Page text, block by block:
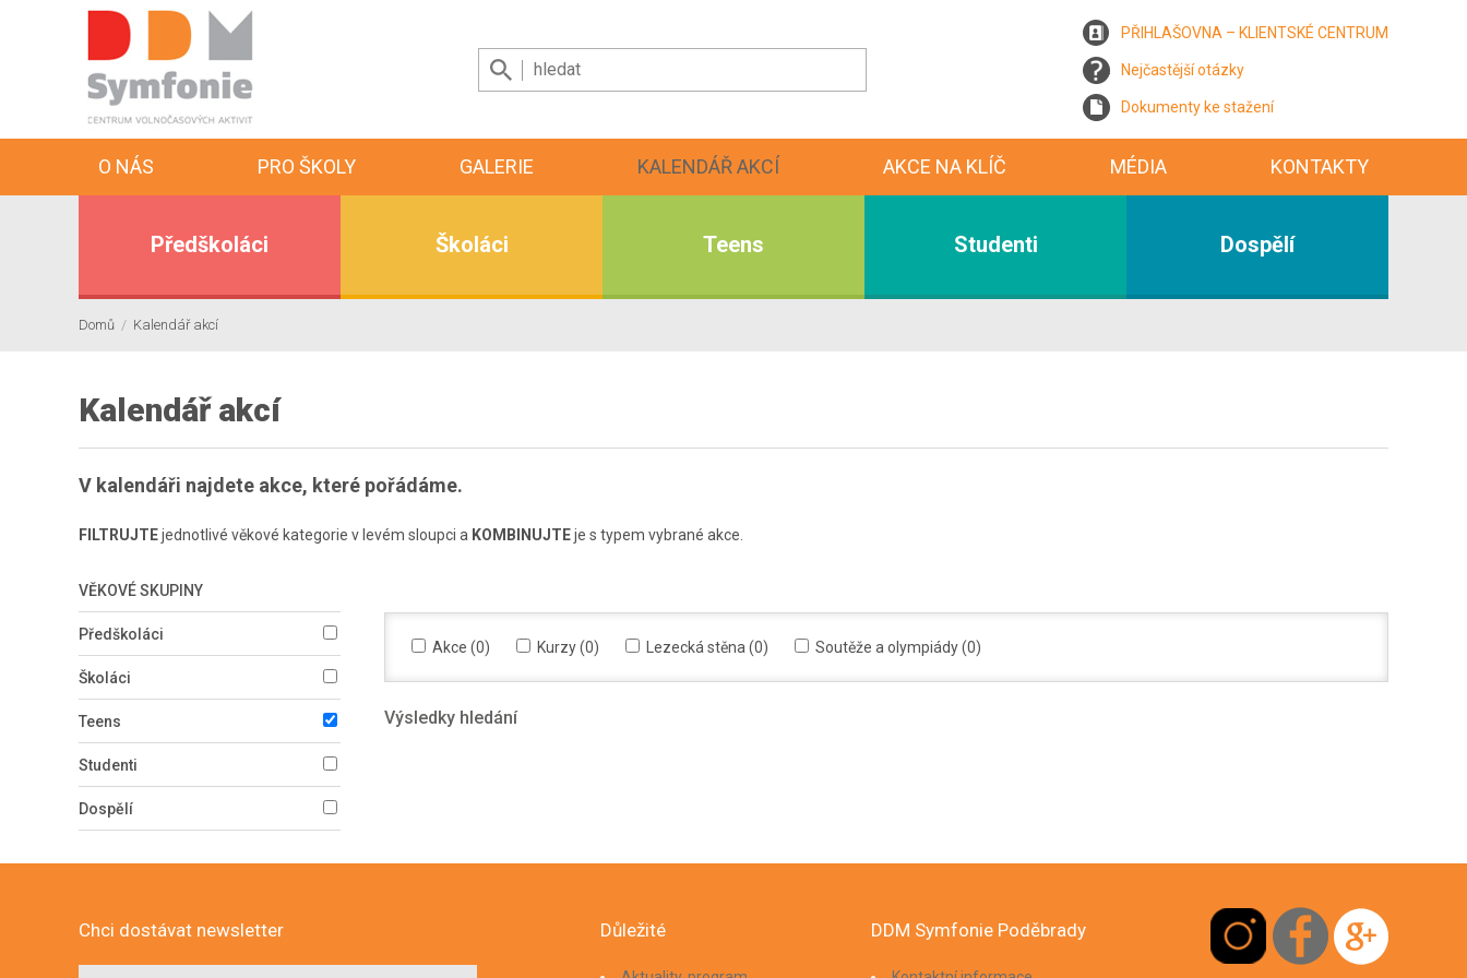
PŘIHLAŠOVNA – KLIENTSKÉ CENTRUM
Nejčastější otázky
Dokumenty ke stažení
O NÁS PRO ŠKOLY GALERIE KALENDÁŘ AKCÍ AKCE NA KLÍČ MÉDIA KONTAKTY
Předškoláci Školáci Teens Studenti Dospělí
Domů / Kalendář akcí
Kalendář akcí
V kalendáři najdete akce, které pořádáme.
FILTRUJTEjednotlivé věkové kategorie v levém sloupci a KOMBINUJTEje s typem vybrané akce.
VĚKOVÉ SKUPINY
Předškoláci
Školáci
Teens
Studenti
Dospělí
Akce (0) Kurzy (0) Lezecká stěna (0) Soutěže a olympiády (0)
Výsledky hledání
Chci dostávat newsletter Důležité DDM Symfonie Poděbrady